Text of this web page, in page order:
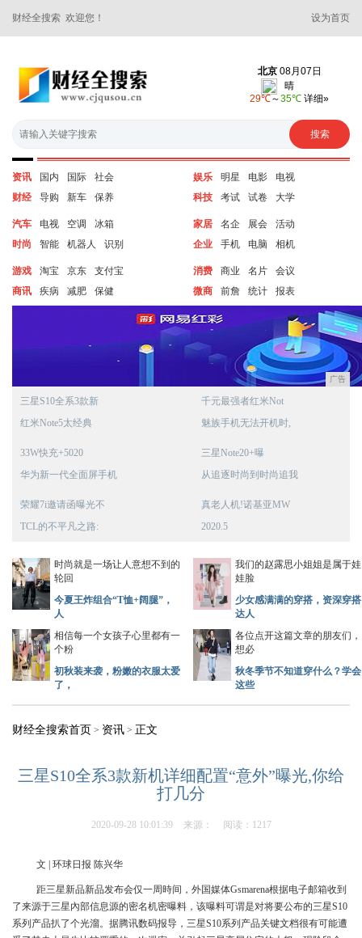
财经全搜索 欢迎您！ 设为首页
资讯 国内 国际
社会
财经
导购 新车 保养
娱乐 明星 电影
电视
科技
考试 试卷 大学
汽车 电视 空调
冰箱
时尚
智能 机器人 识别
家居 名企 展会
活动
企业
手机 电脑 相机
游戏 淘宝 京东
支付宝
商讯
疾病 减肥 保健
消费 商业 名片
会议
微商
前詹 统计 报表
广告
三星S10全系3款新
红米Note5太经典
千元最强者红米Not
魅族手机无法开机时,
33W快充+5020
华为新一代全面屏手机
三星Note20+曝
从追逐时尚到时尚追我
荣耀7i邀请函曝光不
TCL的不平凡之路:
真老人机!诺基亚MW
2020.5
时尚就是一场让人意想不到的
轮回
今夏王炸组合“T恤+阔腿”，
人
我们的赵露思小姐姐是属于娃
娃脸
少女感满满的穿搭，资深穿搭
达人
相信每一个女孩子心里都有一
个粉
初秋装来袭，粉嫩的衣服太爱
了，
各位点开这篇文章的朋友们，
想必
秋冬季节不知道穿什么？学会
这些
财经全搜索首页 > 资讯 > 正文
三星S10全系3款新机详细配置“意外”曝光,你给
打几分
2020-09-28 10:01:39 来源： 阅读：1217
文 | 环球日报 陈兴华
距三星新品新品发布会仅一周時间，外国媒体Gsmarena根据电子邮箱收到
了来源于三星內部信息源的密名机密曝料，该曝料可谓是对将要公布的三星S10
系列产品扒了个光溜。据腾讯数码报导，三星S10系列产品关键文档很有可能遭